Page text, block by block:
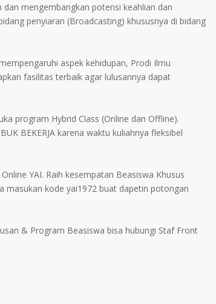
mengembangkan potensi keahlian dan
penyiaran (Broadcasting) khususnya di bidang
aspek kehidupan, Prodi Ilmu
fasilitas terbaik agar lulusannya dapat
program Hybrid Class (Online dan Offline).
BEKERJA karena waktu kuliahnya fleksibel
YAI. Raih kesempatan Beasiswa Khusus
masukan kode yai1972 buat dapetin potongan
& Program Beasiswa bisa hubungi Staf Front